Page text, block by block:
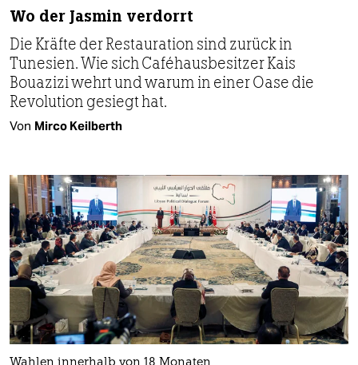
Wo der Jasmin verdorrt
Die Kräfte der Restauration sind zurück in
Tunesien. Wie sich Caféhausbesitzer Kais
Bouazizi wehrt und warum in einer Oase die
Revolution gesiegt hat.
Von Mirco Keilberth